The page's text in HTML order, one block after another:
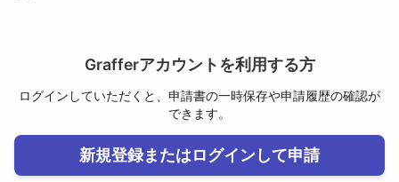
Grafferアカウントを利用する方
ログインしていただくと、申請書の一時保存や申請履歴の確認が
できます。
新規登録またはログインして申請